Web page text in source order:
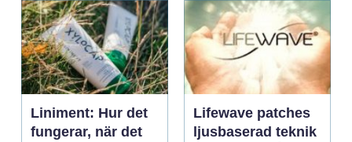
Liniment: Hur det
fungerar, när det
Lifewave patches
ljusbaserad teknik